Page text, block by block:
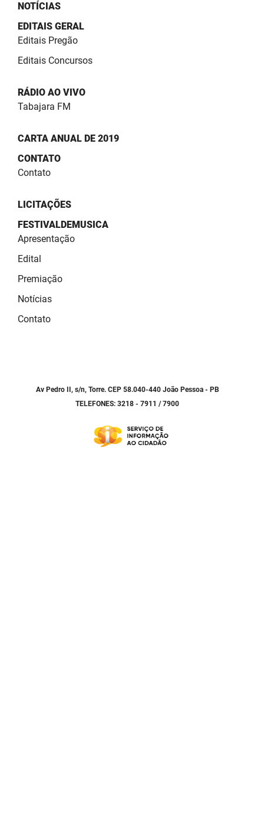
NOTÍCIAS
EDITAIS GERAL
Editais Pregão
Editais Concursos
RÁDIO AO VIVO
Tabajara FM
CARTA ANUAL DE 2019
CONTATO
Contato
LICITAÇÕES
FESTIVALDEMUSICA
Apresentação
Edital
Premiação
Notícias
Contato
Av Pedro II, s/n, Torre. CEP 58.040-440 João Pessoa - PB
TELEFONES: 3218 - 7911 / 7900